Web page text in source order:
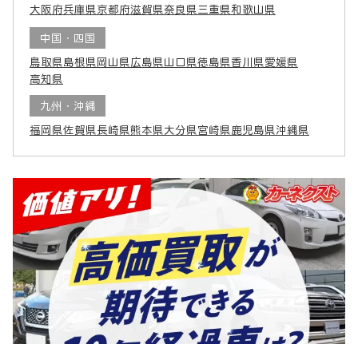
大阪府兵庫県京都府滋賀県奈良県 三重県和歌山県
中国・四国
鳥取県島根県岡山県広島県山口県徳島県香川県愛媛県
高知県
九州・沖縄
福岡県佐賀県長崎県熊本県大分県宮崎県鹿児島県沖縄県